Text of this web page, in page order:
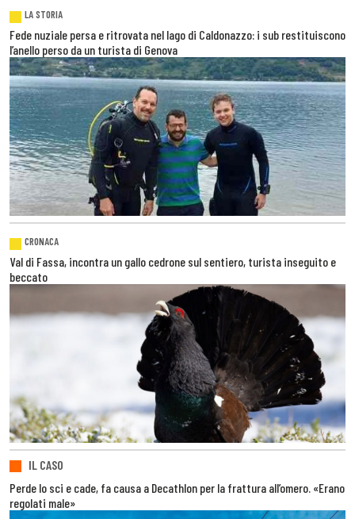
LA STORIA
Fede nuziale persa e ritrovata nel lago di Caldonazzo: i sub restituiscono
l’anello perso da un turista di Genova
CRONACA
Val di Fassa, incontra un gallo cedrone sul sentiero, turista inseguito e
beccato
IL CASO
Perde lo sci e cade, fa causa a Decathlon per la frattura all’omero. «Erano
regolati male»